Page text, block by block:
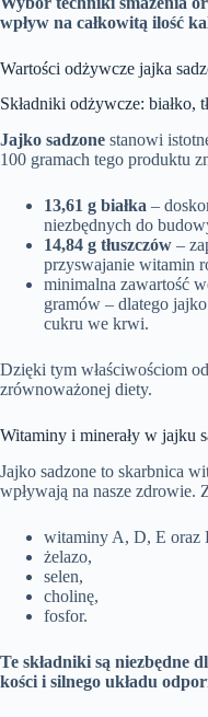
wpływ na całkowitą ilość
Wartości odżywcze jajka
Składniki odżywcze: białko,
Jajko sadzone stanowi
100 gramach tego produktu
13,61 g białka –
niezbędnych do
14,84 g tłuszczów –
przyswajanie witamin
minimalna zawartość
gramów – dlatego
cukru we krwi.
Dzięki tym właściwościom
zrównoważonej diety.
Witaminy i minerały w jajku
Jajko sadzone to skarbnica
wpływają na nasze zdrowie.
witaminy A, D, E oraz
żelazo,
selen,
cholinę,
fosfor.
Te składniki są niezbędne
kości i silnego układu